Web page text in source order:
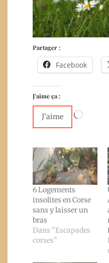
Partager :
Facebook
J’aime ça :
J’aime
6 Logements
insolites en Corse
sans y laisser un
bras
Dans "Escapades
corses"